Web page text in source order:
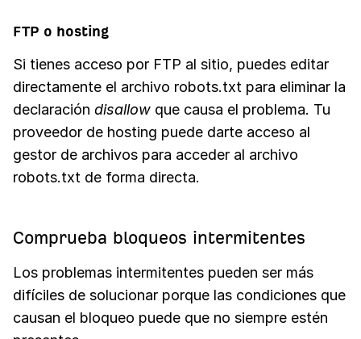
FTP o hosting
Si tienes acceso por FTP al sitio, puedes editar
directamente el archivo robots.txt para eliminar la
declaración disallow que causa el problema. Tu
proveedor de hosting puede darte acceso al
gestor de archivos para acceder al archivo
robots.txt de forma directa.
Comprueba bloqueos intermitentes
Los problemas intermitentes pueden ser más
difíciles de solucionar porque las condiciones que
causan el bloqueo puede que no siempre estén